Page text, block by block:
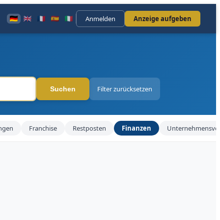
Anmelden Anzeige aufgeben
Suchen Filter zurücksetzen
Franchise Restposten Finanzen